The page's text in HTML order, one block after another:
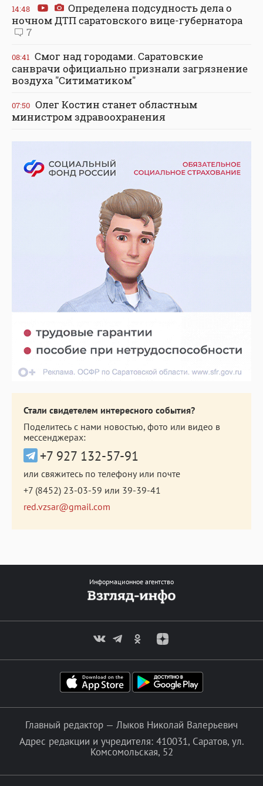
14:48
Определена подсудность дела о
ночном ДТП саратовского вице-губернатора
7
08:41 Смог над городами. Саратовские
санврачи официально признали загрязнение
воздуха "Ситиматиком"
07:50 Олег Костин станет областным
министром здравоохранения
Стали свидетелем интересного события?
Поделитесь с нами новостью, фото или видео в
мессенджерах:
+7 927 132-57-91
или свяжитесь по телефону или почте
+7 (8452) 23-03-59 или 39-39-41
red.vzsar@gmail.com
Информационное агентство
Главный редактор — Лыков Николай Валерьевич
Адрес редакции и учредителя: 410031, Саратов, ул.
Комсомольская, 52